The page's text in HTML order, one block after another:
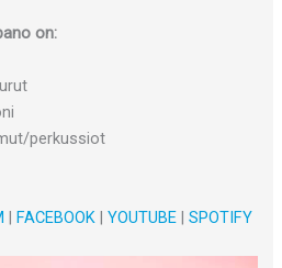
on:
perkussiot
|FACEBOOK|YOUTUBE|SPOTIFY